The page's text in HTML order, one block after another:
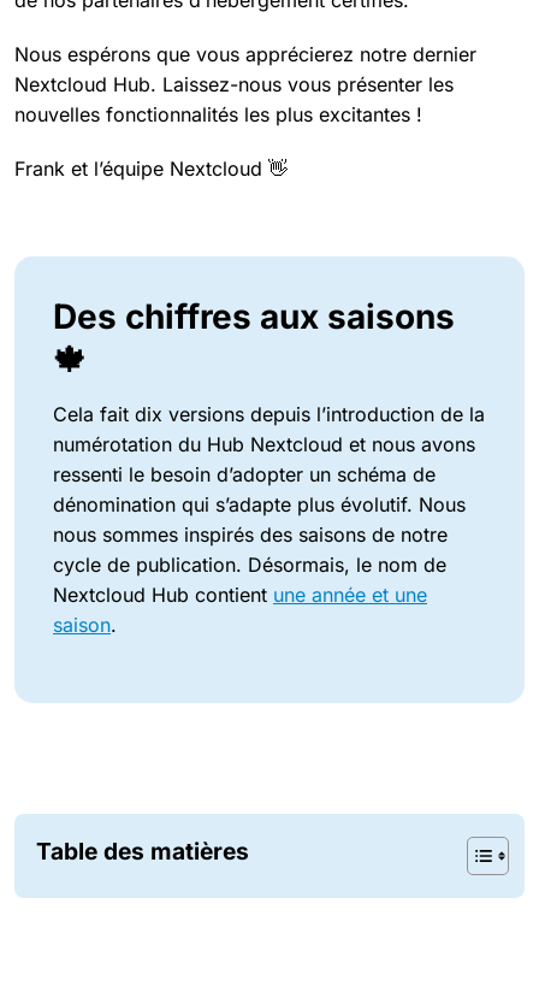
Nous espérons que vous apprécierez notre dernier
Nextcloud Hub. Laissez-nous vous présenter les
nouvelles fonctionnalités les plus excitantes !
Frank et l’équipe Nextcloud 👋
Des chiffres aux saisons
🍁
Cela fait dix versions depuis l’introduction de la
numérotation du Hub Nextcloud et nous avons
ressenti le besoin d’adopter un schéma de
dénomination qui s’adapte plus évolutif. Nous
nous sommes inspirés des saisons de notre
cycle de publication. Désormais, le nom de
Nextcloud Hub contient une année et une
saison.
Table des matières